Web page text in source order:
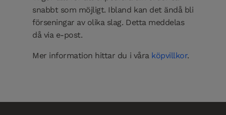
snabbt som möjligt. Ibland kan det ändå bli
förseningar av olika slag. Detta meddelas
då via e-post.
Mer information hittar du i våra köpvillkor.